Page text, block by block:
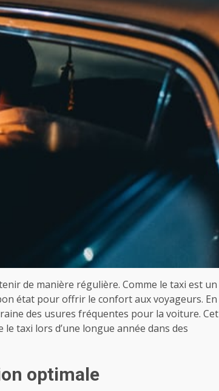
de manière régulière. Comme le taxi est un
état pour offrir le confort aux voyageurs. En
des usures fréquentes pour la voiture. Cet
taxi lors d’une longue année dans des
optimale